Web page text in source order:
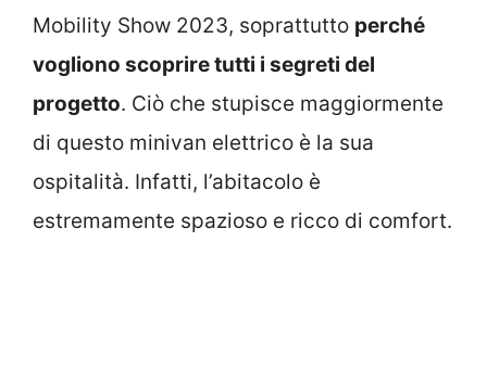
Mobility Show 2023, soprattutto perché
vogliono scoprire tutti i segreti del
progetto. Ciò che stupisce maggiormente
di questo minivan elettrico è la sua
ospitalità. Infatti, l’abitacolo è
estremamente spazioso e ricco di comfort.